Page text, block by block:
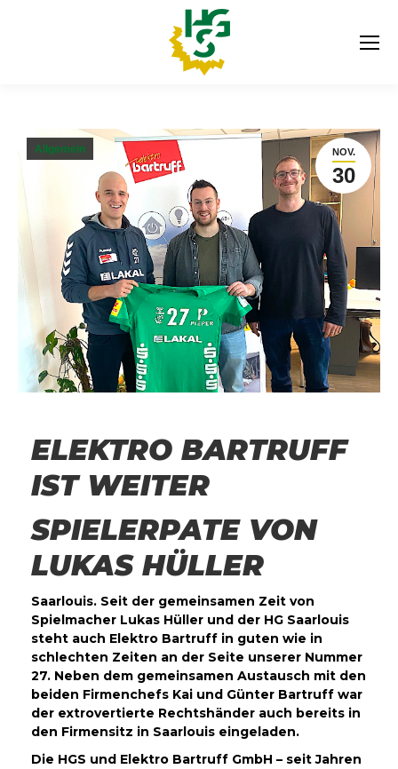
NOV.
30
Allgemein
ELEKTRO BARTRUFF
IST WEITER
SPIELERPATE VON
LUKAS HÜLLER
Saarlouis. Seit der gemeinsamen Zeit von
Spielmacher Lukas Hüller und der HG Saarlouis
steht auch Elektro Bartruff in guten wie in
schlechten Zeiten an der Seite unserer Nummer
27. Neben dem gemeinsamen Austausch mit den
beiden Firmenchefs Kai und Günter Bartruff war
der extrovertierte Rechtshänder auch bereits in
den Firmensitz in Saarlouis eingeladen.
Die HGS und Elektro Bartruff GmbH – seit Jahren